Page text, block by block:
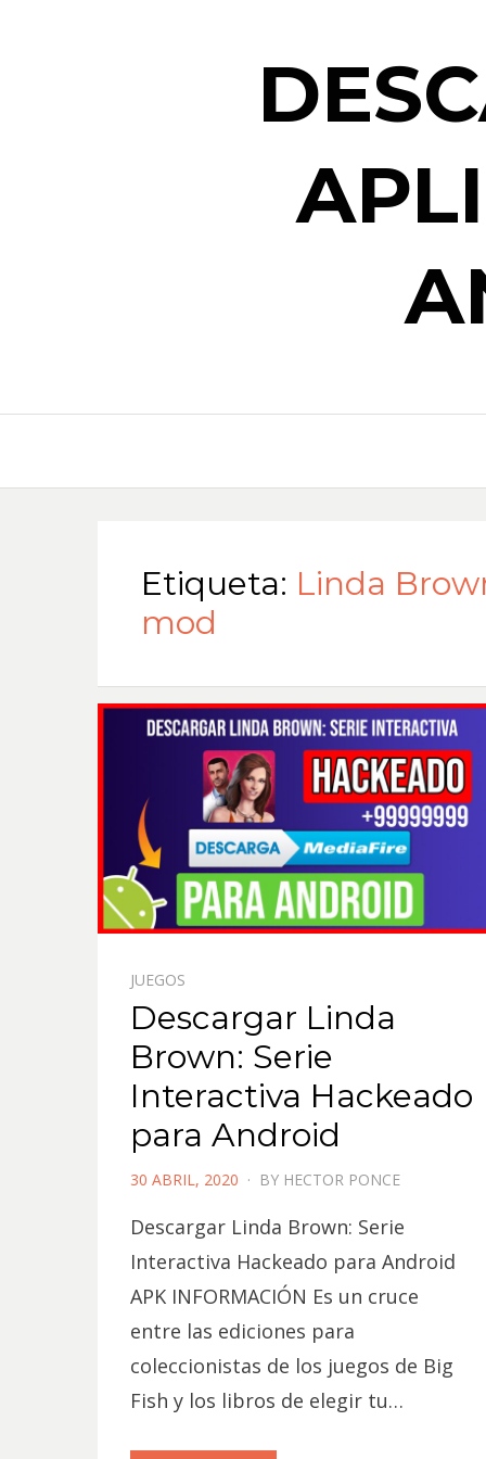
Etiqueta: Linda
mod
JUEGOS
Descargar Linda
Brown: Serie
Interactiva Hackeado
para Android
POSTED
30 ABRIL, 2020 BY HECTOR PONCE
Descargar Linda Brown: Serie
Interactiva Hackeado para Android
APK INFORMACIÓN Es un cruce
entre las ediciones para
coleccionistas de los juegos de Big
Fish y los libros de elegir tu…